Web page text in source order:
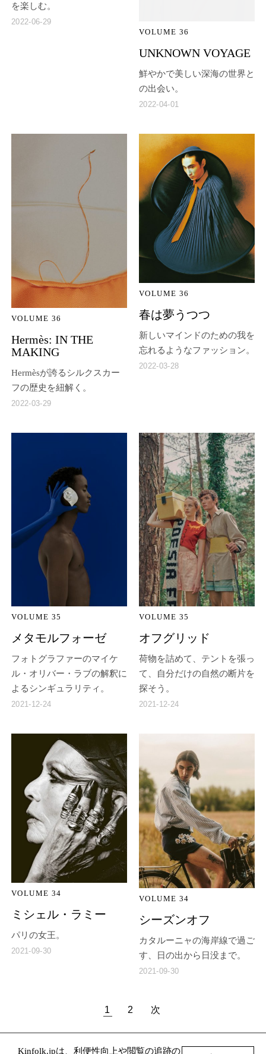
を楽しむ。
2022-06-29
VOLUME 36
UNKNOWN VOYAGE
鮮やかで美しい深海の世界と
の出会い。
2022-04-01
VOLUME 36
Hermès: IN THE
MAKING
Hermèsが誇るシルクスカー
フの歴史を紐解く。
2022-03-29
VOLUME 36
春は夢うつつ
新しいマインドのための我を
忘れるようなファッション。
2022-03-28
VOLUME 35
メタモルフォーゼ
フォトグラファーのマイケ
ル・オリバー・ラブの解釈に
よるシンギュラリティ。
2021-12-24
VOLUME 35
オフグリッド
荷物を詰めて、テントを張っ
て、自分だけの自然の断片を
探そう。
2021-12-24
VOLUME 34
ミシェル・ラミー
パリの女王。
2021-09-30
VOLUME 34
シーズンオフ
カタルーニャの海岸線で過ご
す、日の出から日没まで。
2021-09-30
1 2 次
Kinfolk.jpは、利便性向上や閲覧の追跡の